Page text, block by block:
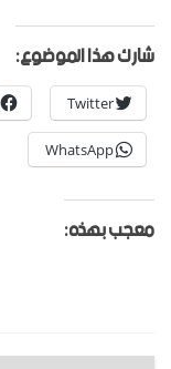
شارك هذا الموضوع:
Twitter
WhatsApp
معجب بهذه: